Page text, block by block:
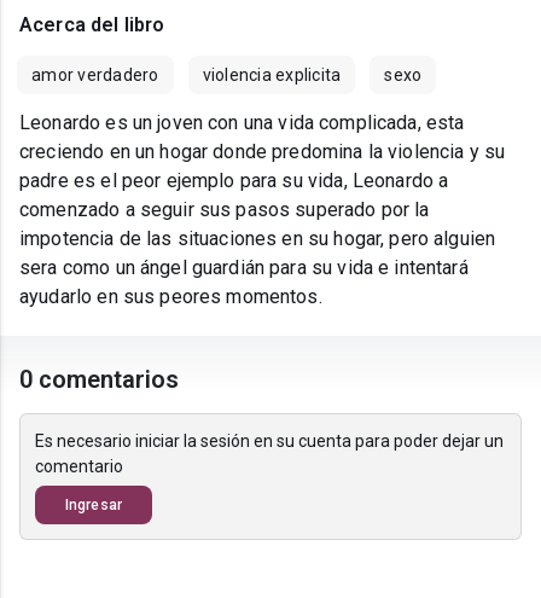
Acerca del libro
amor verdadero violencia explicita sexo
Leonardo es un joven con una vida complicada, esta
creciendo en un hogar donde predomina la violencia y su
padre es el peor ejemplo para su vida, Leonardo a
comenzado a seguir sus pasos superado por la
impotencia de las situaciones en su hogar, pero alguien
sera como un ángel guardián para su vida e intentará
ayudarlo en sus peores momentos.
0 comentarios
Es necesario iniciar la sesión en su cuenta para poder dejar un
comentario
Ingresar